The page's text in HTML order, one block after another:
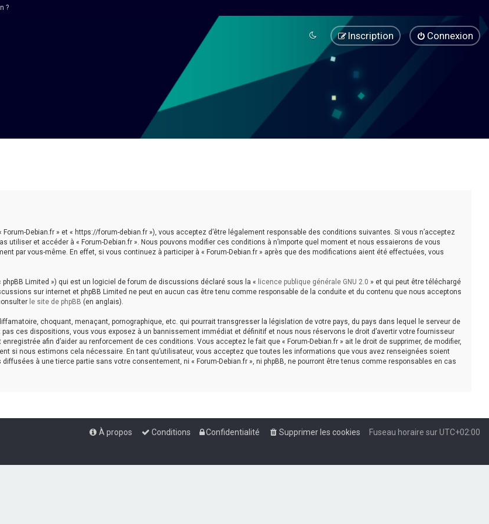
?
Connexion
Inscription
Forum-Debian.fr » et « https://forum-debian.fr »), vous acceptez d’être légalement responsable des conditions suivantes. Si vous n’acceptez
et accéder à « Forum-Debian.fr ». Nous pouvons modifier ces conditions à n’importe quel moment et nous essaierons de vous
par vous-même. En effet, si vous continuez à participer à « Forum-Debian.fr » après que des modifications aient été effectuées, vous
Limited ») qui est un logiciel de forum de discussions déclaré sous la « licence publique générale GNU 2.0 » et qui peut être téléchargé
sur internet et phpBB Limited ne peut en aucun cas être tenu comme responsable de la conduite et du contenu que nous acceptons
le site de phpBB (en anglais).
choquant, menaçant, pornographique, etc. qui pourrait transgresser la législation de votre pays, du pays dans lequel le serveur de
ces dispositions, vous vous exposez à un bannissement immédiat et définitif et nous nous réservons le droit d’avertir votre fournisseur
afin d’aider au renforcement de ces conditions. Vous acceptez le fait que « Forum-Debian.fr » ait le droit de supprimer, de modifier,
si nous estimons cela nécessaire. En tant qu’utilisateur, vous acceptez que toutes les informations que vous avez renseignées soient
à une tierce partie sans votre consentement, ni « Forum-Debian.fr », ni phpBB, ne pourront être tenus comme responsables en cas
Fuseau horaire surUTC+02:00
Supprimer les cookies
Confidentialité
Conditions
À propos